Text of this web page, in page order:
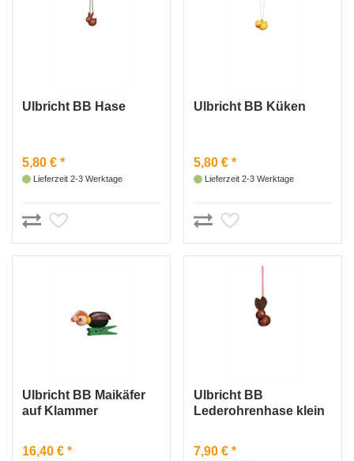
Ulbricht BB Hase
5,80 € *
Lieferzeit 2-3 Werktage
Ulbricht BB Küken
5,80 € *
Lieferzeit 2-3 Werktage
Ulbricht BB Maikäfer
auf Klammer
16,40 € *
Ulbricht BB
Lederohrenhase klein
7,90 € *